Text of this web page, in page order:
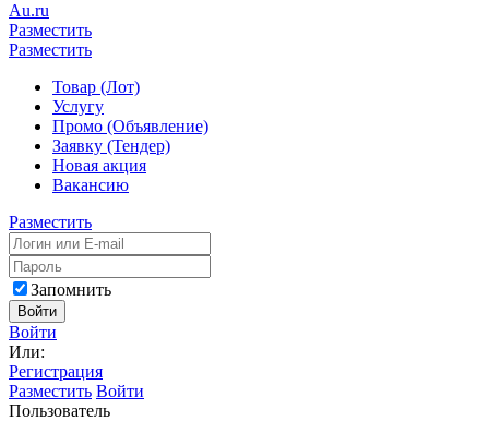
Au.ru
Разместить
Разместить
Товар (Лот)
Услугу
Промо (Объявление)
Заявку (Тендер)
Новая акция
Вакансию
Разместить
Запомнить
Войти
Войти
Или:
Регистрация
Разместить Войти
Пользователь